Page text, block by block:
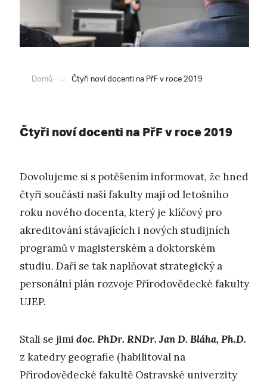
Domů Čtyři noví docenti na PřF v roce 2019
Čtyři noví docenti na PřF v roce 2019
Dovolujeme si s potěšením informovat, že hned
čtyři součásti naší fakulty mají od letošního
roku nového docenta, který je klíčový pro
akreditování stávajících i nových studijních
programů v magisterském a doktorském
studiu. Daří se tak naplňovat strategický a
personální plán rozvoje Přírodovědecké fakulty
UJEP.
Stali se jimi doc. PhDr. RNDr. Jan D. Bláha, Ph.D.
z katedry geografie (habilitoval na
Přírodovědecké fakultě Ostravské univerzity